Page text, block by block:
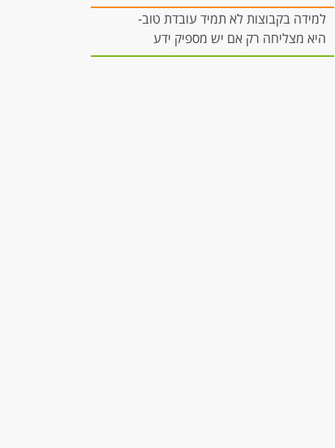
למידה בקבוצות לא תמיד עובדת טוב-
היא מצליחה רק אם יש מספיק ידע
להשתתפות משמעותית